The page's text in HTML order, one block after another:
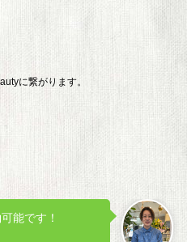
に繋がります。
能です！